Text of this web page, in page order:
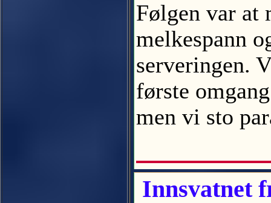
Følgen var at
melkespann
serveringen.
første
men vi sto
Innsvatnet